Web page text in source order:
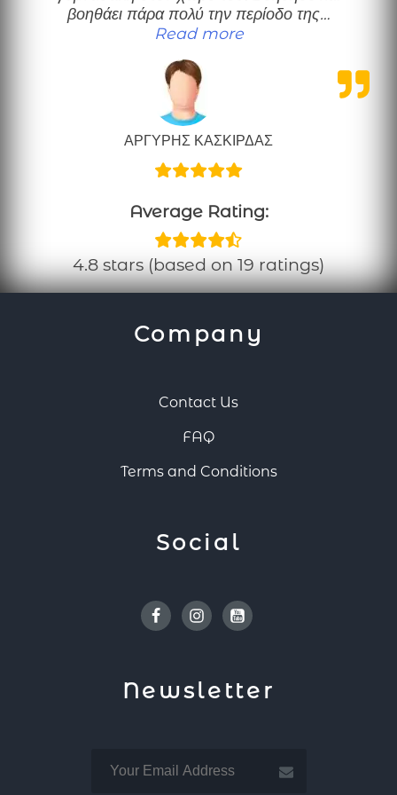
βοηθάει πάρα πολύ την περίοδο της…
Read more“Το προτείνω
ΑΡΓΥΡΗΣ ΚΑΣΚΙΡΔΑΣ
Average Rating:
4.8 stars (based on 19 ratings)
Company
Contact Us
FAQ
Terms and Conditions
Social
FacebookInstagramYoutube
Newsletter